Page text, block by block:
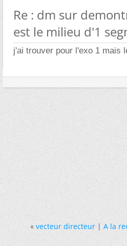
Re : dm sur
est le milieu d'1
j'ai trouver pour l'exo 1 mais
« vecteur directeur|A la